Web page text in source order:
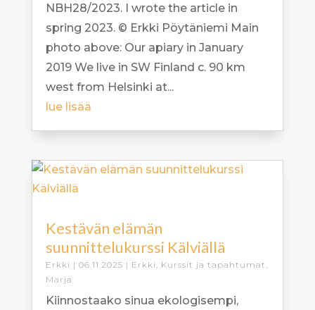
NBH28/2023. I wrote the article in
spring 2023. © Erkki Pöytäniemi Main
photo above: Our apiary in January
2019 We live in SW Finland c. 90 km
west from Helsinki at...
lue lisää
Kestävän elämän
suunnittelukurssi Kälviällä
Erkki | 06.11.2025 | Erkki , Kurssit ja tapahtumat ,
Marja
Kiinnostaako sinua ekologisempi,